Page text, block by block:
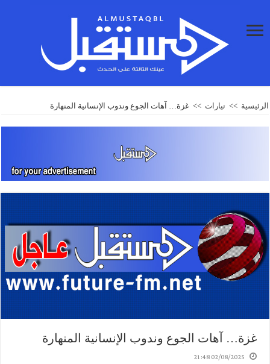
الرئيسية >> تيارات >> غزة… آهات الجوع وندوب الإنسانية المنهارة
غزة… آهات الجوع وندوب الإنسانية المنهارة
02/08/2025 21:48